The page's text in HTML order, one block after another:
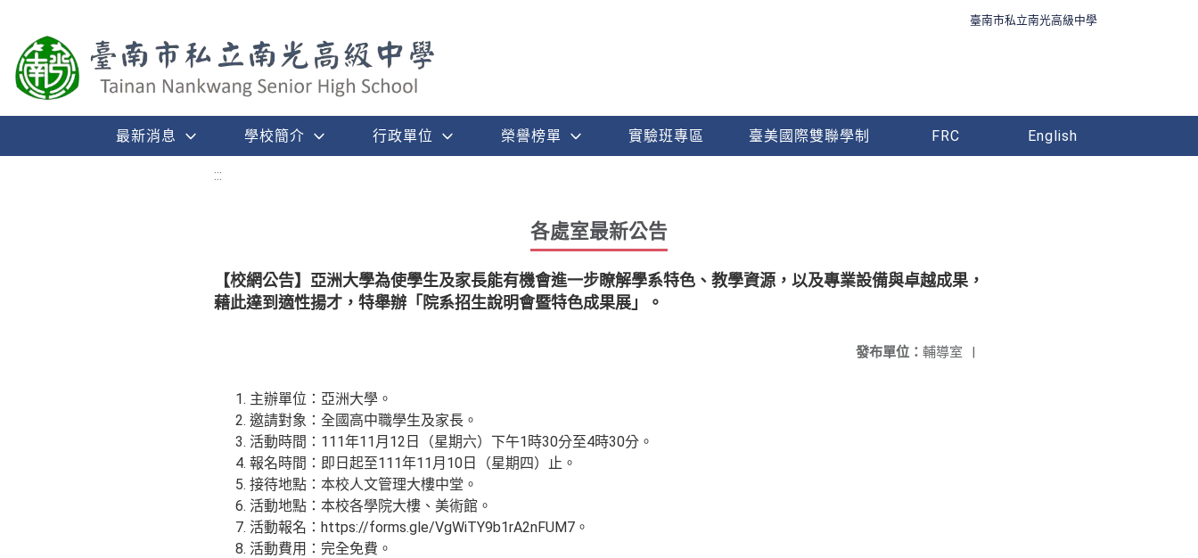
臺南市私立南光高級中學
最新消息 學校簡介 行政單位 榮譽榜單 實驗班專區 臺美國際雙聯學制 FRC English
:::
各處室最新公告
【校網公告】亞洲大學為使學生及家長能有機會進一步瞭解學系特色、教學資源，以及專業設備與卓越成果，
藉此達到適性揚才，特舉辦「院系招生說明會暨特色成果展」。
發布單位： 輔導室 |
主辦單位：亞洲大學。
邀請對象：全國高中職學生及家長。
活動時間：111年11月12日（星期六）下午1時30分至4時30分。
報名時間：即日起至111年11月10日（星期四）止。
接待地點：本校人文管理大樓中堂。
活動地點：本校各學院大樓、美術館。
活動報名：https://forms.gle/VgWiTY9b1rA2nFUM7。
活動費用：完全免費。